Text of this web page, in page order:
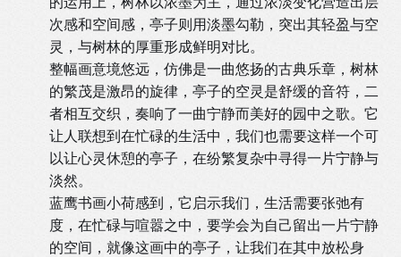
次感和空间感，亭子则用淡墨勾勒，突出其轻盈与空
灵，与树林的厚重形成鲜明对比。
整幅画意境悠远，仿佛是一曲悠扬的古典乐章，树林
的繁茂是激昂的旋律，亭子的空灵是舒缓的音符，二
者相互交织，奏响了一曲宁静而美好的园中之歌。它
让人联想到在忙碌的生活中，我们也需要这样一个可
以让心灵休憩的亭子，在纷繁复杂中寻得一片宁静与
淡然。
蓝鹰书画小荷感到，它启示我们，生活需要张弛有
度，在忙碌与喧嚣之中，要学会为自己留出一片宁静
的空间，就像这画中的亭子，让我们在其中放松身